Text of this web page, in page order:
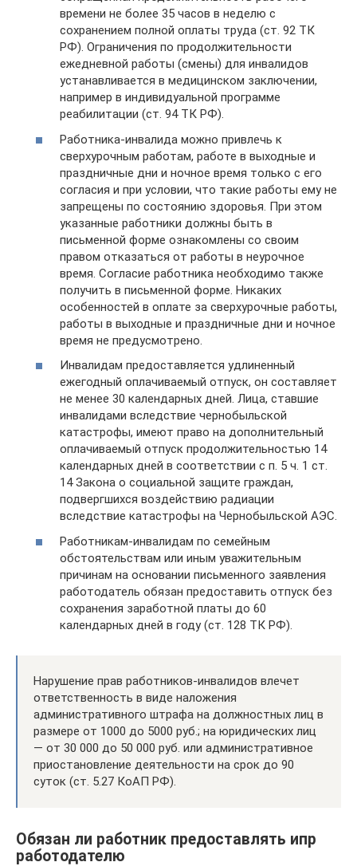
времени не более 35 часов в неделю с
сохранением полной оплаты труда (ст. 92 ТК
РФ). Ограничения по продолжительности
ежедневной работы (смены) для инвалидов
устанавливается в медицинском заключении,
например в индивидуальной программе
реабилитации (ст. 94 ТК РФ).
Работника-инвалида можно привлечь к
сверхурочным работам, работе в выходные и
праздничные дни и ночное время только с его
согласия и при условии, что такие работы ему не
запрещены по состоянию здоровья. При этом
указанные работники должны быть в
письменной форме ознакомлены со своим
правом отказаться от работы в неурочное
время. Согласие работника необходимо также
получить в письменной форме. Никаких
особенностей в оплате за сверхурочные работы,
работы в выходные и праздничные дни и ночное
время не предусмотрено.
Инвалидам предоставляется удлиненный
ежегодный оплачиваемый отпуск, он составляет
не менее 30 календарных дней. Лица, ставшие
инвалидами вследствие чернобыльской
катастрофы, имеют право на дополнительный
оплачиваемый отпуск продолжительностью 14
календарных дней в соответствии с п. 5 ч. 1 ст.
14 Закона о социальной защите граждан,
подвергшихся воздействию радиации
вследствие катастрофы на Чернобыльской АЭС.
Работникам-инвалидам по семейным
обстоятельствам или иным уважительным
причинам на основании письменного заявления
работодатель обязан предоставить отпуск без
сохранения заработной платы до 60
календарных дней в году (ст. 128 ТК РФ).
Нарушение прав работников-инвалидов влечет
ответственность в виде наложения
административного штрафа на должностных лиц в
размере от 1000 до 5000 руб.; на юридических лиц
— от 30 000 до 50 000 руб. или административное
приостановление деятельности на срок до 90
суток (ст. 5.27 КоАП РФ).
Обязан ли работник предоставлять ипр
работодателю